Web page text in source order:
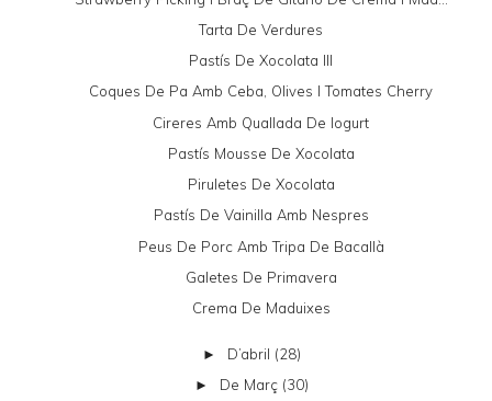
Tarta De Verdures
Pastís De Xocolata III
Coques De Pa Amb Ceba, Olives I Tomates Cherry
Cireres Amb Quallada De Iogurt
Pastís Mousse De Xocolata
Piruletes De Xocolata
Pastís De Vainilla Amb Nespres
Peus De Porc Amb Tripa De Bacallà
Galetes De Primavera
Crema De Maduixes
► D’abril (28)
► De Març (30)